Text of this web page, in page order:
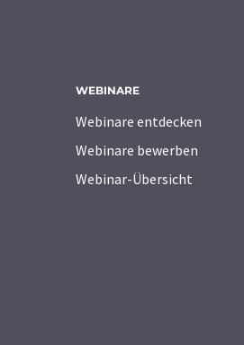
WEBINARE
Webinare entdecken
Webinare bewerben
Webinar-Übersicht